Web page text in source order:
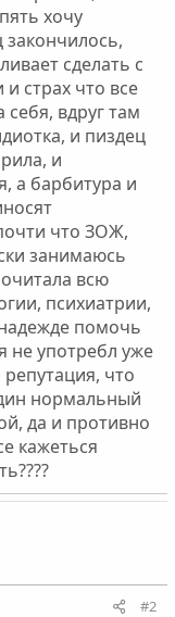
хочу
закончилось,
сделать с
страх что все
себя, вдруг там
и пиздец
и
а барбитура и
что ЗОЖ,
занимаюсь
всю
психиатрии,
помочь
не употребл уже
что
нормальный
да и противно
кажеться
#2